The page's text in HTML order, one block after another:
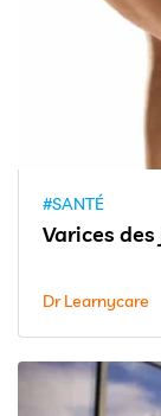
#SANTÉ
Varices
Dr Learnycare